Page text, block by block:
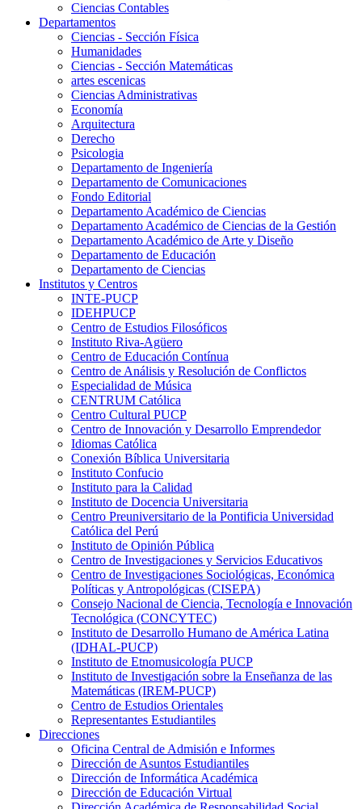
Ciencias Contables
Departamentos
Ciencias - Sección Física
Humanidades
Ciencias - Sección Matemáticas
artes escenicas
Ciencias Administrativas
Economía
Arquitectura
Derecho
Psicologia
Departamento de Ingeniería
Departamento de Comunicaciones
Fondo Editorial
Departamento Académico de Ciencias
Departamento Académico de Ciencias de la Gestión
Departamento Académico de Arte y Diseño
Departamento de Educación
Departamento de Ciencias
Institutos y Centros
INTE-PUCP
IDEHPUCP
Centro de Estudios Filosóficos
Instituto Riva-Agüero
Centro de Educación Contínua
Centro de Análisis y Resolución de Conflictos
Especialidad de Música
CENTRUM Católica
Centro Cultural PUCP
Centro de Innovación y Desarrollo Emprendedor
Idiomas Católica
Conexión Bíblica Universitaria
Instituto Confucio
Instituto para la Calidad
Instituto de Docencia Universitaria
Centro Preuniversitario de la Pontificia Universidad
Católica del Perú
Instituto de Opinión Pública
Centro de Investigaciones y Servicios Educativos
Centro de Investigaciones Sociológicas, Económica
Políticas y Antropológicas (CISEPA)
Consejo Nacional de Ciencia, Tecnología e Innovación
Tecnológica (CONCYTEC)
Instituto de Desarrollo Humano de América Latina
(IDHAL-PUCP)
Instituto de Etnomusicología PUCP
Instituto de Investigación sobre la Enseñanza de las
Matemáticas (IREM-PUCP)
Centro de Estudios Orientales
Representantes Estudiantiles
Direcciones
Oficina Central de Admisión e Informes
Dirección de Asuntos Estudiantiles
Dirección de Informática Académica
Dirección de Educación Virtual